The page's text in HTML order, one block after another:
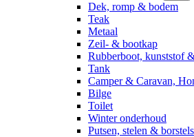
Dek, romp & bodem
Teak
Metaal
Zeil- & bootkap
Rubberboot, kunststof
Tank
Camper & Caravan,
Bilge
Toilet
Winter onderhoud
Putsen, stelen & borstels